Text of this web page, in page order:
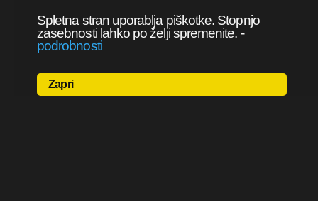
Spletna stran uporablja piškotke. Stopnjo
zasebnosti lahko po želji spremenite. -
podrobnosti
Zapri